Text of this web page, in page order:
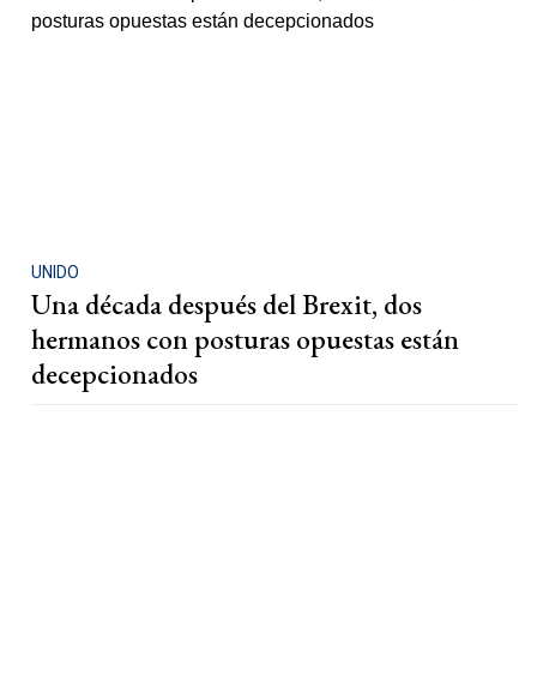
UNIDO
Una década después del Brexit, dos
hermanos con posturas opuestas están
decepcionados